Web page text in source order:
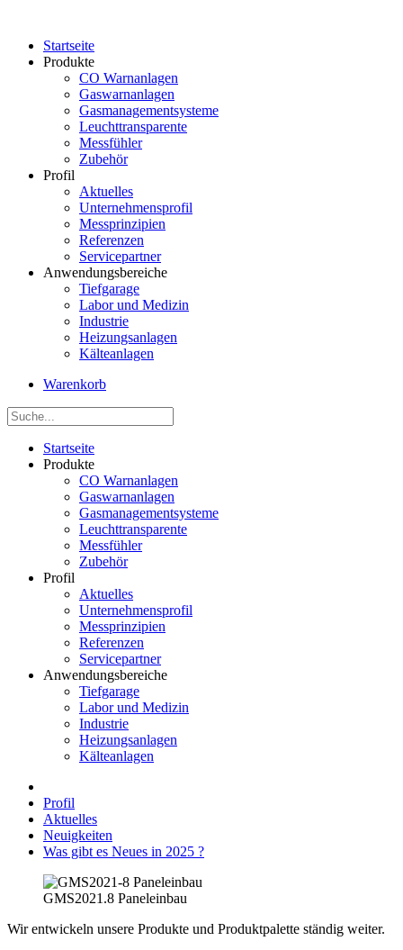
Startseite
Produkte
CO Warnanlagen
Gaswarnanlagen
Gasmanagementsysteme
Leuchttransparente
Messfühler
Zubehör
Profil
Aktuelles
Unternehmensprofil
Messprinzipien
Referenzen
Servicepartner
Anwendungsbereiche
Tiefgarage
Labor und Medizin
Industrie
Heizungsanlagen
Kälteanlagen
Warenkorb
Startseite
Produkte
CO Warnanlagen
Gaswarnanlagen
Gasmanagementsysteme
Leuchttransparente
Messfühler
Zubehör
Profil
Aktuelles
Unternehmensprofil
Messprinzipien
Referenzen
Servicepartner
Anwendungsbereiche
Tiefgarage
Labor und Medizin
Industrie
Heizungsanlagen
Kälteanlagen
Profil
Aktuelles
Neuigkeiten
Was gibt es Neues in 2025 ?
GMS2021.8 Paneleinbau
Wir entwickeln unsere Produkte und Produktpalette ständig weiter.